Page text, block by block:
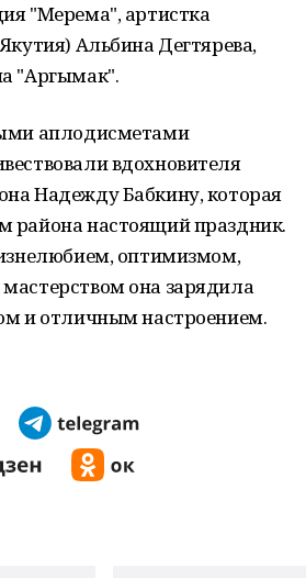
"Мерема", артистка
Альбина Дегтярева,
"Аргымак".
аплодисметами
вдохновителя
Надежду Бабкину, которая
района настоящий праздник.
оптимизмом,
она зарядила
и отличным настроением.